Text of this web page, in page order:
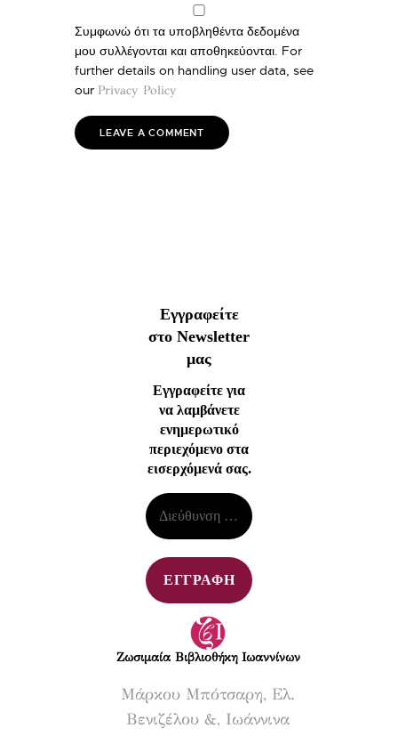
Συμφωνώ ότι τα υποβληθέντα δεδομένα
μου συλλέγονται και αποθηκεύονται. For
further details on handling user data, see
our Privacy Policy
Εγγραφείτε
στο Newsletter
μας
Εγγραφείτε για
να λαμβάνετε
ενημερωτικό
περιεχόμενο στα
εισερχόμενά σας.
Ζωσιμαία Βιβλιοθήκη Ιωαννίνων​
Μάρκου Μπότσαρη, Ελ.
Βενιζέλου &, Ιωάννινα